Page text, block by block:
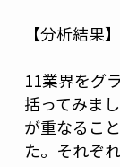
【分析結果】
11業界をグ
括ってみま
が重なるこ
た。それぞ